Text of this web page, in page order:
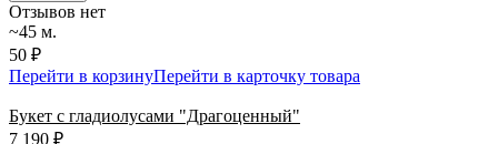
Отзывов нет
~45 м.
50 ₽
Перейти в корзинуПерейти в карточку товара
Букет с гладиолусами "Драгоценный"
7 190 ₽